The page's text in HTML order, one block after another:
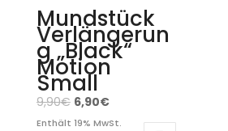
Mundstück
Verlängerun
g „Black“
Motion
Small
9,90€ 6,90€
Enthält 19% MwSt.